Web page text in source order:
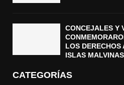
CONCEJALES Y
LOS
ISLAS MALVINAS
CATEGORÍAS